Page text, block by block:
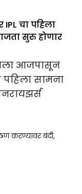
चा पहिला
सुरु होणार
आजपासून
सामना